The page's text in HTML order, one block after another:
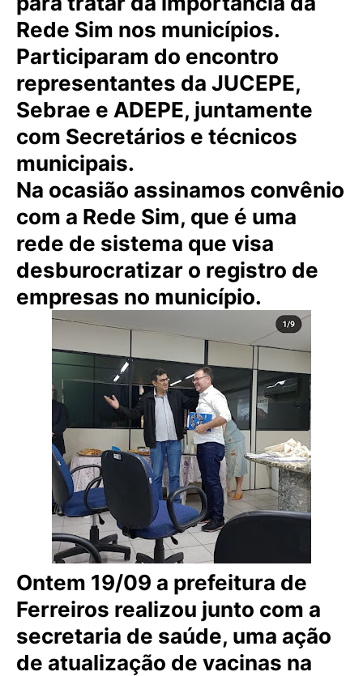
Rede Sim nos municípios.
Participaram do encontro
representantes da JUCEPE,
Sebrae e ADEPE, juntamente
com Secretários e técnicos
municipais.
Na ocasião assinamos convênio
com a Rede Sim, que é uma
rede de sistema que visa
desburocratizar o registro de
empresas no município.
Ontem 19/09 a prefeitura de
Ferreiros realizou junto com a
secretaria de saúde, uma ação
de atualização de vacinas na